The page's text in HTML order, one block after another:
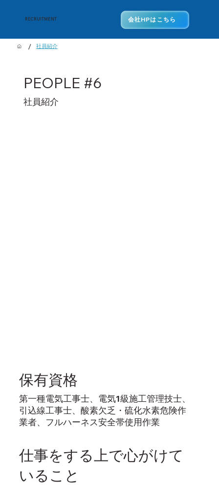
RECRUITMENT 会社HPはこちら
/ 社員紹介
PEOPLE #6
社員紹介
保有資格
第一種電気工事士、電気1級施工管理技士、
引込線工事士、酸素欠乏・硫化水素危険作
業者、フルハーネス安全帯使用作業
仕事をする上で心がけて
いること